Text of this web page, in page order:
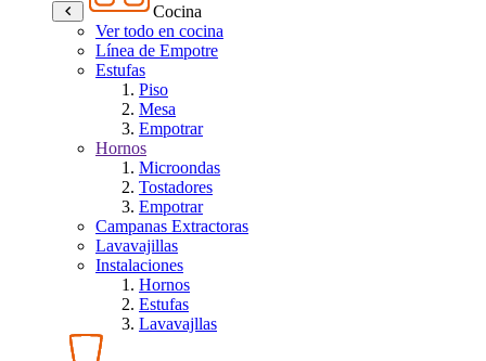
Cocina
Ver todo en cocina
Línea de Empotre
Estufas
Piso
Mesa
Empotrar
Hornos
Microondas
Tostadores
Empotrar
Campanas Extractoras
Lavavajillas
Instalaciones
Hornos
Estufas
Lavavajllas